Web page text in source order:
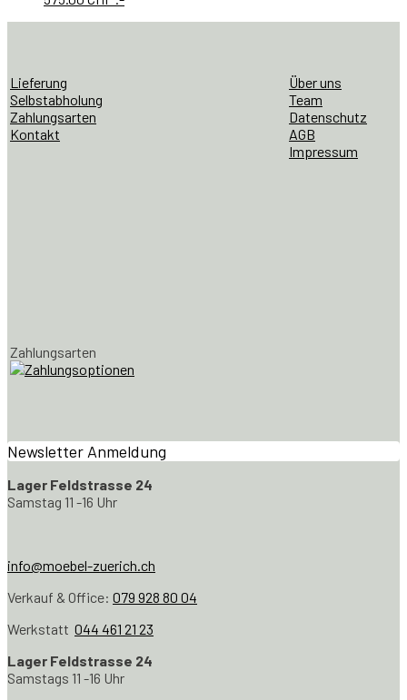
Lieferung
Selbstabholung
Zahlungsarten
Kontakt
Über uns
Team
Datenschutz
AGB
Impressum
Zahlungsarten
Newsletter Anmeldung
Lager Feldstrasse 24
Samstag 11 -16 Uhr
info@moebel-zuerich.ch
Verkauf & Office: 079 928 80 04
Werkstatt 044 461 21 23
Lager Feldstrasse 24
Samstags 11 -16 Uhr